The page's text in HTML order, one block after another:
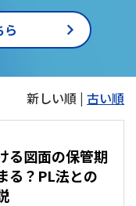
ら
新しい順 | 古い順
る図面の保管期
る？PL法との